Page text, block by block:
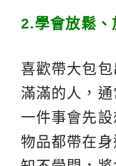
2.學會放鬆、
喜歡帶大包
滿滿的人，
一件事會先
物品都帶在